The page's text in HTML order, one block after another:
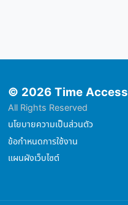
© 2026 Time Access
All Rights Reserved
นโยบายความเป็นส่วนตัว
ข้อกำหนดการใช้งาน
แผนผังเว็บไซต์